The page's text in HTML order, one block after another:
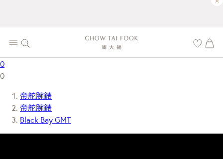
0
0
帝舵腕錶
帝舵腕錶
Black Bay GMT